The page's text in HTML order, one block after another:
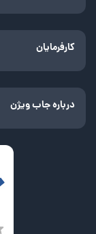
کارفرمایان
درباره جاب ویژن